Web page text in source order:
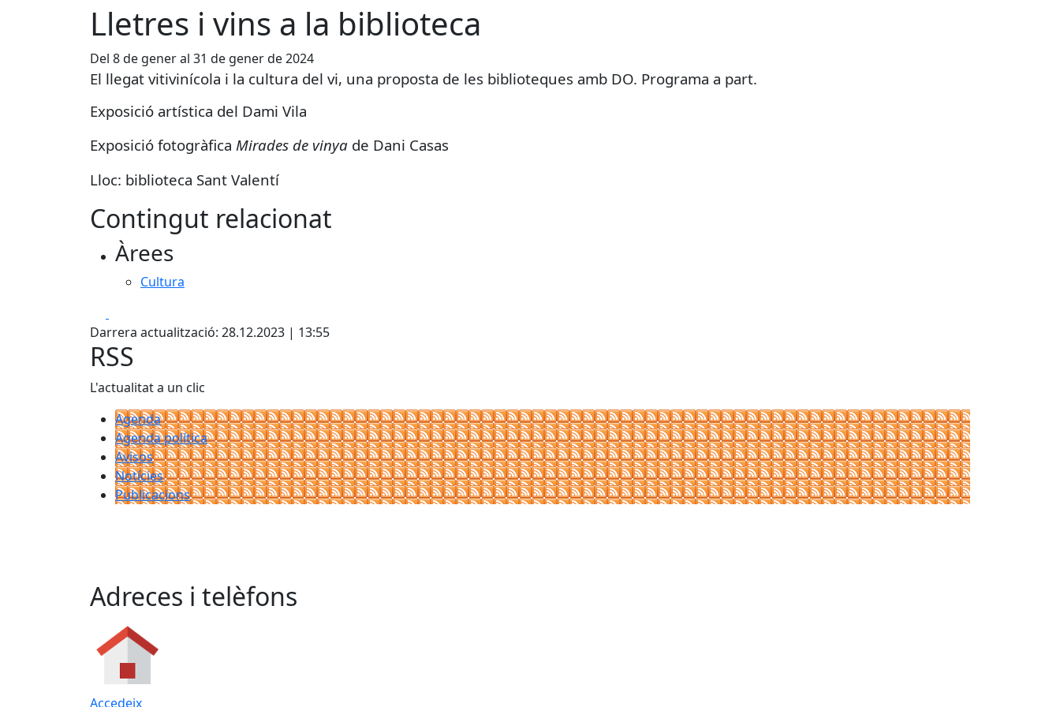
Lletres i vins a la biblioteca
Del 8 de gener al 31 de gener de 2024
El llegat vitivinícola i la cultura del vi, una proposta de les biblioteques amb DO. Programa a part.
Exposició artística del Dami Vila
Exposició fotogràfica Mirades de vinya de Dani Casas
Lloc: biblioteca Sant Valentí
Contingut relacionat
Àrees
Cultura
Darrera actualització: 28.12.2023 | 13:55
RSS
L'actualitat a un clic
Agenda
Agenda política
Avisos
Notícies
Publicacions
Adreces i telèfons
Accedeix